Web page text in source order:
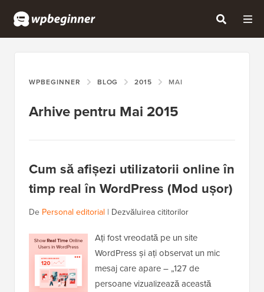
WPBEGINNER BLOG 2015 MAI
Arhive pentru Mai 2015
Cum să afișezi utilizatorii online în
timp real în WordPress (Mod ușor)
De Personal editorial | Dezvăluirea cititorilor
Ați fost vreodată pe un site
WordPress și ați observat un mic
mesaj care apare – „127 de
persoane vizualizează această